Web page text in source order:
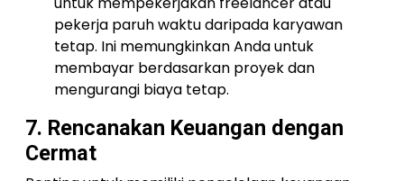
pekerja paruh waktu daripada karyawan
tetap. Ini memungkinkan Anda untuk
membayar berdasarkan proyek dan
mengurangi biaya tetap.
7. Rencanakan Keuangan dengan
Cermat